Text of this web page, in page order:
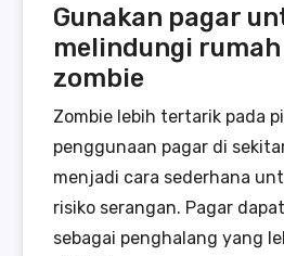
Gunakan pagar
melindungi
zombie
Zombie lebih tertarik pada
penggunaan pagar di
menjadi cara sederhana
risiko serangan. Pagar
sebagai penghalang yang